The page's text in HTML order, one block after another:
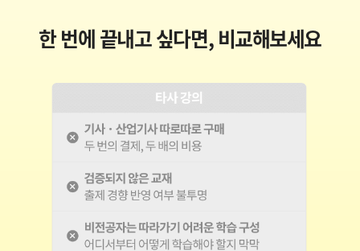
한 번에 끝내고 싶다면, 비교해보세요